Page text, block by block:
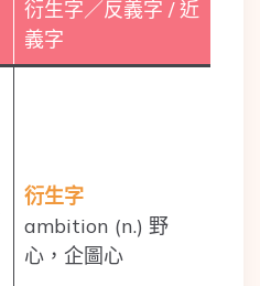
衍生字／反義字 / 近
義字
衍生字
ambition (n.) 野
心，企圖心